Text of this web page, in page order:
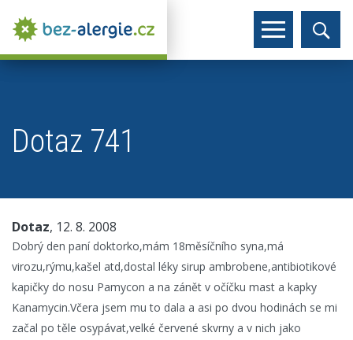
Dotaz 741
Dotaz, 12. 8. 2008
Dobrý den paní doktorko,mám 18měsíčního syna,má
virozu,rýmu,kašel atd,dostal léky sirup ambrobene,antibiotikové
kapičky do nosu Pamycon a na zánět v očíčku mast a kapky
Kanamycin.Včera jsem mu to dala a asi po dvou hodinách se mi
začal po těle osypávat,velké červené skvrny a v nich jako